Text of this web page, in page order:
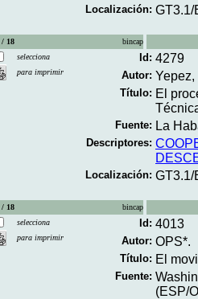
Localización: GT3.1/
/ 18
bincap
selecciona
para imprimir
Id: 4279
Autor: Yepez,
Título: El
Fuente: La
Descriptores:
Localización: GT3.1/
/ 18
bincap
selecciona
para imprimir
Id: 4013
Autor: OPS*.
Título: El
Fuente:
(ESP/